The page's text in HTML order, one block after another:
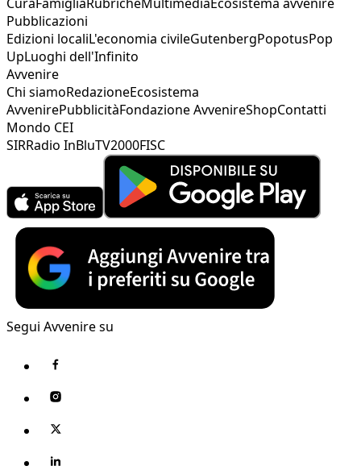
Pubblicazioni
Edizioni localiL'economia civileGutenbergPopotusPop
UpLuoghi dell'Infinito
Avvenire
Chi siamoRedazioneEcosistema
AvvenirePubblicitàFondazione AvvenireShopContatti
Mondo CEI
SIRRadio InBluTV2000FISC
Segui Avvenire su